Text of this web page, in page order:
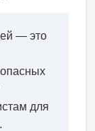
— это
для